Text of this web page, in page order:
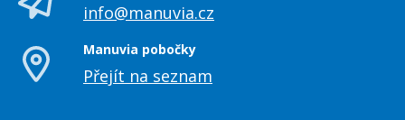
info@manuvia.cz
Manuvia pobočky
Přejít na seznam